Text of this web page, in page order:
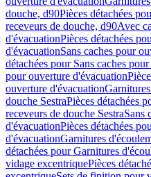
douche, d90Pièces détachées
receveurs de douche, d90Avec
d'évacuationPièces détachées
d'évacuationSans caches pour
détachées pour Sans caches
pour ouverture d'évacuation
ouverture d'évacuation
douche SestraPièces détachées
receveurs de douche SestraSans
d'évacuationPièces détachées
d'évacuationGarnitures
détachées pour Garnitures
vidage excentriquePièces